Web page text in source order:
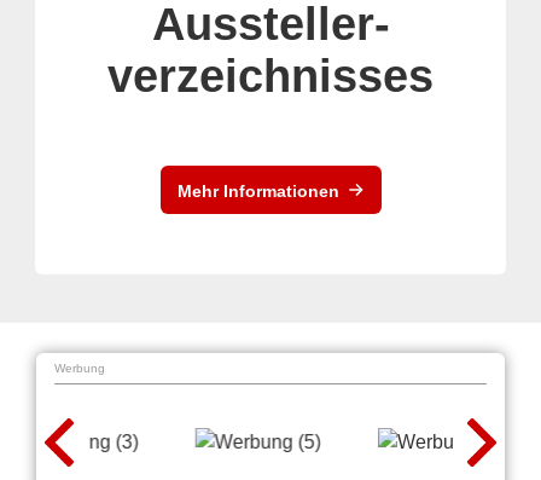
Aussteller-
verzeichnisses
Mehr Informationen
Werbung